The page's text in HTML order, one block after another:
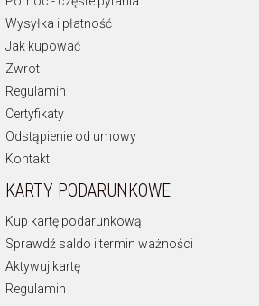
Wysyłka i płatność
Jak kupować
Zwrot
Regulamin
Certyfikaty
Odstąpienie od umowy
Kontakt
KARTY PODARUNKOWE
Kup kartę podarunkową
Sprawdź saldo i termin ważności
Aktywuj kartę
Regulamin